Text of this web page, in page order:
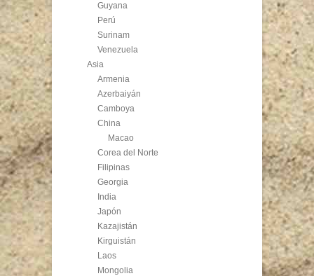
Guyana
Perú
Surinam
Venezuela
Asia
Armenia
Azerbaiyán
Camboya
China
Macao
Corea del Norte
Filipinas
Georgia
India
Japón
Kazajistán
Kirguistán
Laos
Mongolia